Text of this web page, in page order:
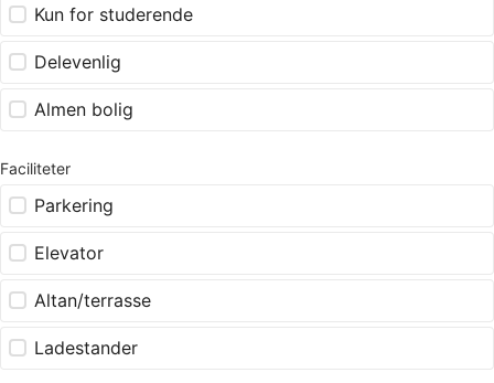
Kun for studerende
Delevenlig
Almen bolig
Faciliteter
Parkering
Elevator
Altan/terrasse
Ladestander